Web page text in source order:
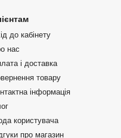
до кабінету
нас
і доставка
товару
інформація
користувача
про магазин